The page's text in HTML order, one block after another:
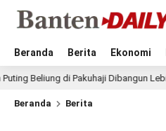
Beranda Berita Ekonomi
di Pakuhaji Dibangun Lebih Luas,
Beranda Berita